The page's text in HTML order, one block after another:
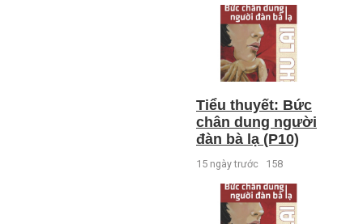
Tiểu thuyết: Bức
chân dung người
đàn bà lạ (P10)
15 ngày trước 158